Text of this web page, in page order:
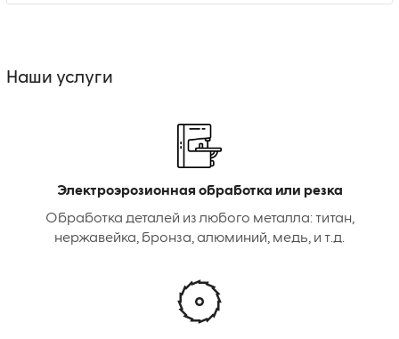
Наши услуги
Электроэрозионная обработка или резка
Обработка деталей из любого металла: титан,
нержавейка, бронза, алюминий, медь, и т.д.